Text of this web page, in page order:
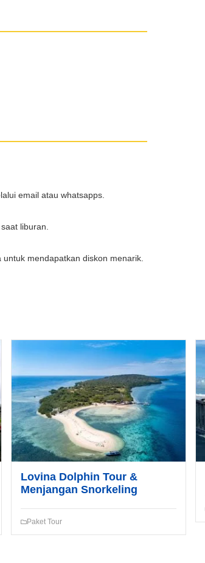
email atau whatsapps.
liburan.
mendapatkan diskon menarik.
Lovina Dolphin Tour &
Menjangan Snorkeling
Paket Tour